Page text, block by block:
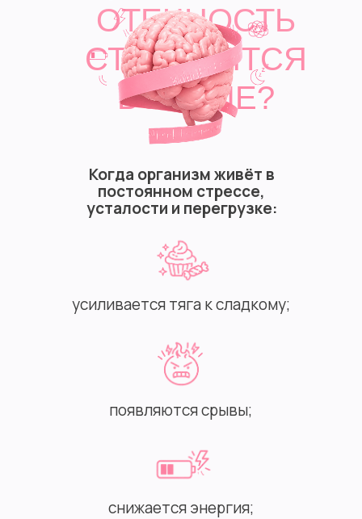
ОТЕЧНОСТЬ
СТАНОВЯТСЯ
БОЛЬШЕ?
Когда организм живёт в
постоянном стрессе,
усталости и перегрузке:
усиливается тяга к сладкому;
появляются срывы;
снижается энергия;